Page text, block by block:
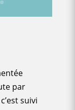
par
suivi